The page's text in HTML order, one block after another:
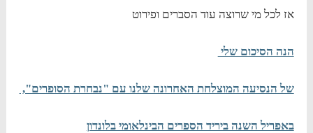
אז לכל מי שרוצה עוד הסברים ופירוט
הנה הסיכום שלי
של הנסיעה המוצלחת האחרונה שלנו עם "נבחרת הסופרים",
באפריל השנה ביריד הספרים הבינלאומי בלונדון